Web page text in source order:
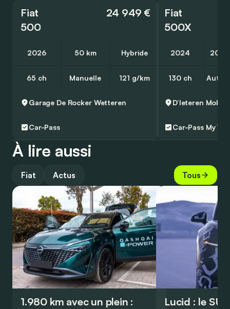
Fiat
500
24 949 €
2026 50 km Hybride
65 ch Manuelle 121 g/km
Garage De Rocker Wetteren
Car-Pass
Fiat
500X
2024 20
130 ch
Car-Pass My
À lire aussi
Fiat Actus Tous
1.980 km avec un plein :
Lucid : le